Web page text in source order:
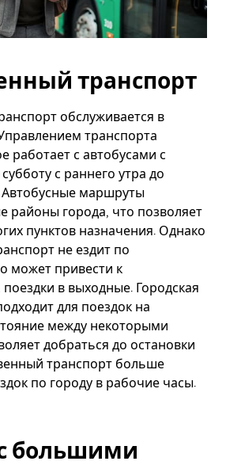
транспорт
обслуживается в
транспорта
работает с автобусами с
с раннего утра до
Автобусные маршруты
районы города, что позволяет
пунктов назначения. Однако
не ездит по
может привести к
в выходные. Городская
для поездок на
между некоторыми
добраться до остановки
транспорт больше
по городу в рабочие часы.
большими